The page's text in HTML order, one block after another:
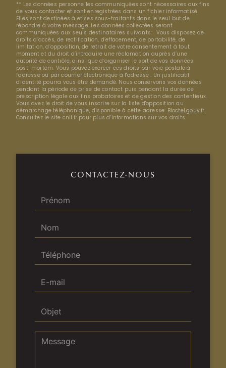
** Les données personnelles communiquées sont nécessaires aux fins
de vous contacter et sont enregistrées dans un fichier informatisé.
Elles sont destinées à et ses sous-traitants dans le seul but de
répondre à votre message. Les données collectées seront
communiquées aux seuls destinataires suivants: . Vous disposez de
droits d’accès, de rectification, d’effacement, de portabilité, de
limitation, d’opposition, de retrait de votre consentement à tout
moment et du droit d’introduire une réclamation auprès d’une
autorité de contrôle, ainsi que d’organiser le sort de vos données
post-mortem. Vous pouvez exercer ces droits par voie postale à
l'adresse ou par courrier électronique à l'adresse . Un justificatif
d'identité pourra vous être demandé. Nous conservons vos données
pendant la période de prise de contact puis pendant la durée de
prescription légale aux fins probatoires et de gestion des contentieux.
Vous avez le droit de vous inscrire sur la liste d'opposition au
démarchage téléphonique, disponible à cette adresse: Bloctel.gouv.fr.
Consultez le site cnil.fr pour plus d’informations sur vos droits.
CONTACTEZ-NOUS